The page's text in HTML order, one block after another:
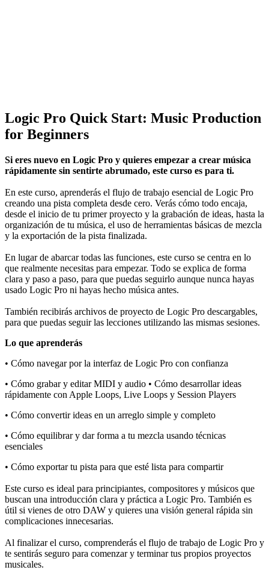
Logic Pro Quick Start: Music Production
for Beginners
Si eres nuevo en Logic Pro y quieres empezar a crear música
rápidamente sin sentirte abrumado, este curso es para ti.
En este curso, aprenderás el flujo de trabajo esencial de Logic Pro
creando una pista completa desde cero. Verás cómo todo encaja,
desde el inicio de tu primer proyecto y la grabación de ideas, hasta la
organización de tu música, el uso de herramientas básicas de mezcla
y la exportación de la pista finalizada.
En lugar de abarcar todas las funciones, este curso se centra en lo
que realmente necesitas para empezar. Todo se explica de forma
clara y paso a paso, para que puedas seguirlo aunque nunca hayas
usado Logic Pro ni hayas hecho música antes.
También recibirás archivos de proyecto de Logic Pro descargables,
para que puedas seguir las lecciones utilizando las mismas sesiones.
Lo que aprenderás
• Cómo navegar por la interfaz de Logic Pro con confianza
• Cómo grabar y editar MIDI y audio • Cómo desarrollar ideas
rápidamente con Apple Loops, Live Loops y Session Players
• Cómo convertir ideas en un arreglo simple y completo
• Cómo equilibrar y dar forma a tu mezcla usando técnicas
esenciales
• Cómo exportar tu pista para que esté lista para compartir
Este curso es ideal para principiantes, compositores y músicos que
buscan una introducción clara y práctica a Logic Pro. También es
útil si vienes de otro DAW y quieres una visión general rápida sin
complicaciones innecesarias.
Al finalizar el curso, comprenderás el flujo de trabajo de Logic Pro y
te sentirás seguro para comenzar y terminar tus propios proyectos
musicales.